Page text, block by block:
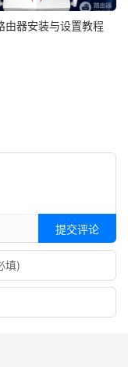
由器安装与设置教程
提交评论